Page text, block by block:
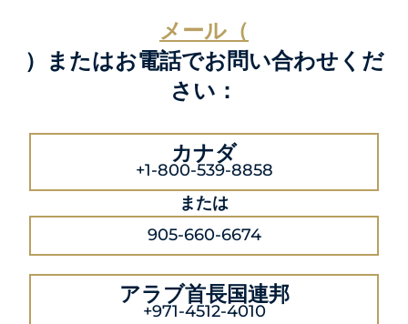
メール（
）またはお電話でお問い合わせくだ
さい：
カナダ
+1-800-539-8858
または
905-660-6674
アラブ首長国連邦
+971-4512-4010